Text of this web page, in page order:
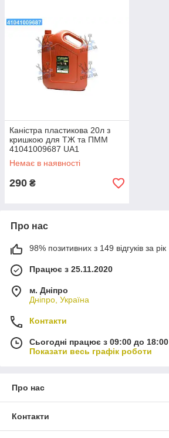
Каністра пластикова 20л з
кришкою для ТЖ та ПММ
41041009687 UA1
Немає в наявності
290 ₴
Про нас
98% позитивних з 149 відгуків за рік
Працює з 25.11.2020
м. Дніпро
Дніпро, Україна
Контакти
Сьогодні працює з 09:00 до 18:00
Показати весь графік роботи
Про нас
Контакти